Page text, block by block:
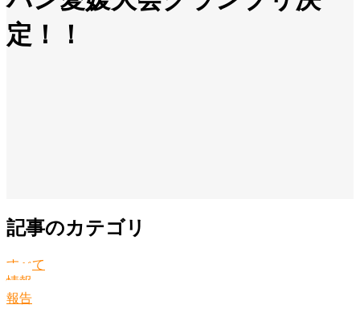
定！！
記事のカテゴリ
すべて
情報
報告